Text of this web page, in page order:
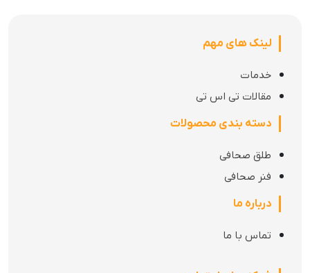
لینک های مهم
خدمات
مقالات تی اس تی
دسته بندی محصولات
طلق صحافی
فنر صحافی
درباره ما
تماس با ما